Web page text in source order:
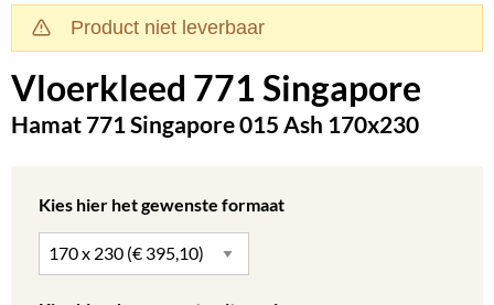
Product niet leverbaar
Vloerkleed 771 Singapore
Hamat 771 Singapore 015 Ash 170x230
Kies hier het gewenste formaat